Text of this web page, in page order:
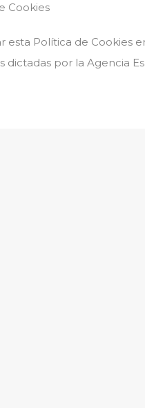
Cookies
Política de Cookies
dictadas por la Agencia